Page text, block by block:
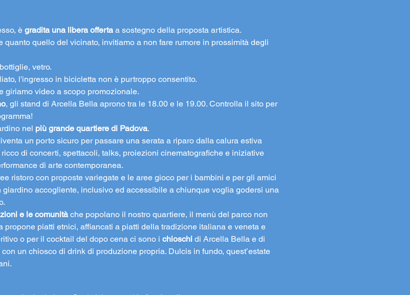
è gradita una libera offerta a sostegno della proposta artistica.
quanto quello del vicinato, invitiamo a non fare rumore in prossimità degli
vetro.
l'ingresso in bicicletta non è purtroppo consentito.
giriamo video a scopo promozionale.
, gli stand di Arcella Bella aprono tra le 18.00 e le 19.00. Controlla il sito per
nel più grande quartiere di Padova.
un porto sicuro per passare una serata a riparo dalla calura estiva
di concerti, spettacoli, talks, proiezioni cinematografiche e iniziative
di arte contemporanea.
ristoro con proposte variegate e le aree gioco per i bambini e per gli amici
accogliente, inclusivo ed accessibile a chiunque voglia godersi una
e le comunità che popolano il nostro quartiere, il menù del parco non
propone piatti etnici, affiancati a piatti della tradizione italiana e veneta e
o per il cocktail del dopo cena ci sono i chioschi di Arcella Bella e di
un chiosco di drink di produzione propria. Dulcis in fundo, quest’estate